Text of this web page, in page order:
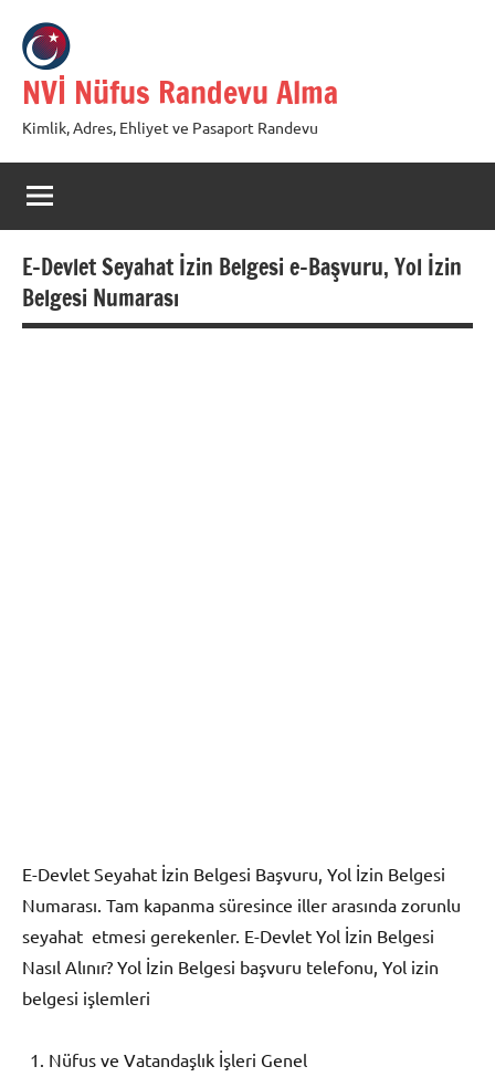
geç
NVİ Nüfus Randevu Alma
Kimlik, Adres, Ehliyet ve Pasaport Randevu
E-Devlet Seyahat İzin Belgesi e-Başvuru, Yol İzin
Belgesi Numarası
E-Devlet Seyahat İzin Belgesi Başvuru, Yol İzin Belgesi
Numarası. Tam kapanma süresince iller arasında zorunlu
seyahat etmesi gerekenler. E-Devlet Yol İzin Belgesi
Nasıl Alınır? Yol İzin Belgesi başvuru telefonu, Yol izin
belgesi işlemleri
Nüfus ve Vatandaşlık İşleri Genel